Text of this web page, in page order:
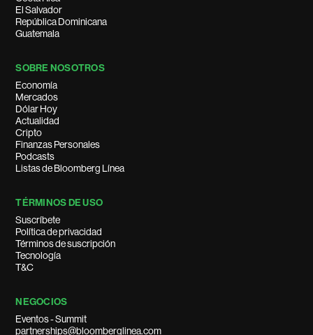
El Salvador
República Dominicana
Guatemala
SOBRE NOSOTROS
Economía
Mercados
Dólar Hoy
Actualidad
Cripto
Finanzas Personales
Podcasts
Listas de Bloomberg Línea
TÉRMINOS DE USO
Suscríbete
Política de privacidad
Términos de suscripción
Tecnología
T&C
NEGOCIOS
Eventos - Summit
partnerships@bloomberglinea.com